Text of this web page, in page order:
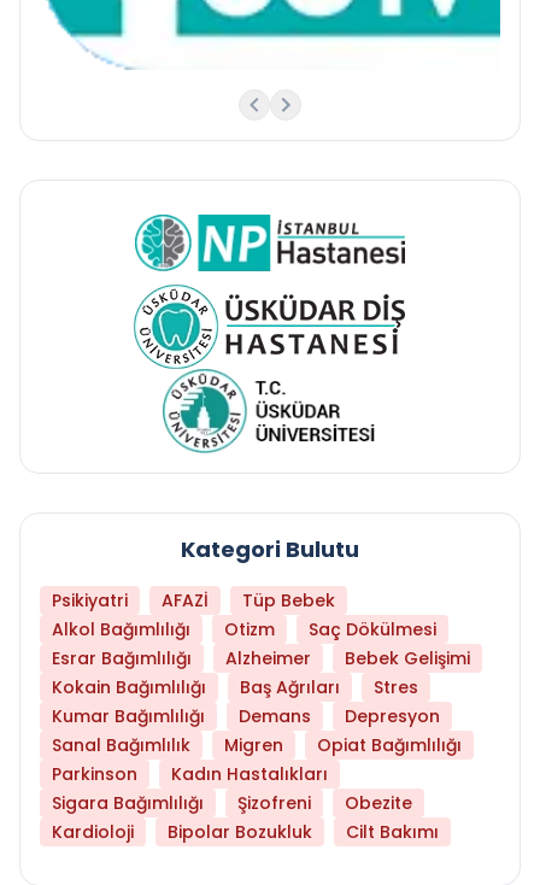
Kategori Bulutu
Psikiyatri AFAZİ
Tüp Bebek
Alkol Bağımlılığı
Otizm
Saç Dökülmesi
Esrar Bağımlılığı
Alzheimer
Bebek Gelişimi
Kokain Bağımlılığı
Baş Ağrıları
Stres
Kumar Bağımlılığı
Demans
Depresyon
Sanal Bağımlılık
Migren
Opiat Bağımlılığı
Parkinson
Kadın Hastalıkları
Sigara Bağımlılığı
Şizofreni
Obezite
Kardioloji
Bipolar Bozukluk Cilt Bakımı